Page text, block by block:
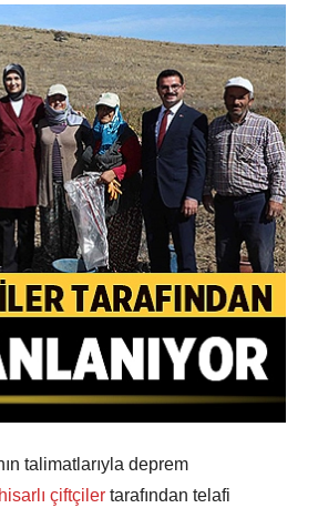
talimatlarıyla deprem
çiftçiler tarafından telafi